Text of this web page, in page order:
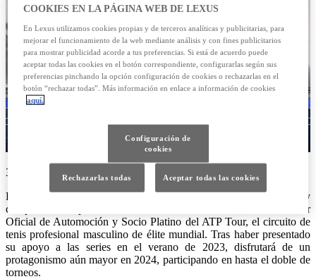
30/01/2024
Lexus espera con ganas una segunda temporada de emoción y
competencia deportiva internacional de alto nivel, como Partner
Oficial de Automoción y Socio Platino del ATP Tour, el circuito de
tenis profesional masculino de élite mundial. Tras haber presentado
su apoyo a las series en el verano de 2023, disfrutará de un
protagonismo aún mayor en 2024, participando en hasta el doble de
torneos.
COOKIES EN LA PÁGINA WEB DE LEXUS
En Lexus utilizamos cookies propias y de terceros analíticas y publicitarias, para
mejorar el funcionamiento de la web mediante análisis y con fines publicitarios
para mostrar publicidad acorde a tus preferencias. Si está de acuerdo puede
aceptar todas las cookies en el botón correspondiente, configurarlas según sus
preferencias pinchando la opción configuración de cookies o rechazarlas en el
botón “rechazar todas”. Más información en enlace a información de cookies
aquí.
Configuración de
cookies
Rechazarlas todas Aceptar todas las cookies